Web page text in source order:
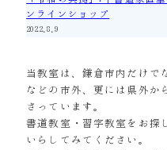
ンラインショップ
2022.8.9
当教室は、鎌倉市内だけで
などの市外、更には県外か
さっています。
書道教室・習字教室をお探
いらしてみてください。